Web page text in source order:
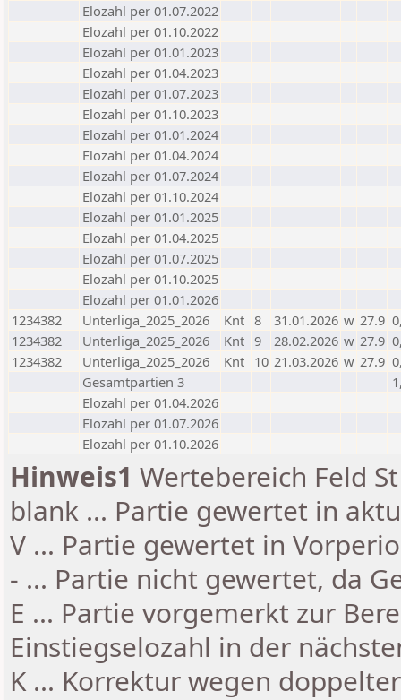
Elozahl per 01.07.2022
Elozahl per 01.10.2022
Elozahl per 01.01.2023
Elozahl per 01.04.2023
Elozahl per 01.07.2023
Elozahl per 01.10.2023
Elozahl per 01.01.2024
Elozahl per 01.04.2024
Elozahl per 01.07.2024
Elozahl per 01.10.2024
Elozahl per 01.01.2025
Elozahl per 01.04.2025
Elozahl per 01.07.2025
Elozahl per 01.10.2025
Elozahl per 01.01.2026
1234382
Unterliga_2025_2026 Knt 8 31.01.2026 w 27.9
1234382
Unterliga_2025_2026 Knt 9 28.02.2026 w 27.9
1234382
Unterliga_2025_2026 Knt 10 21.03.2026 w 27.9
Gesamtpartien 3
Elozahl per 01.04.2026
Elozahl per 01.07.2026
Elozahl per 01.10.2026
Hinweis1 Wertebereich Feld
blank ... Partie gewertet in
V ... Partie gewertet in
- ... Partie nicht gewertet, da
E ... Partie vorgemerkt zur
Einstiegselozahl in der
K ... Korrektur wegen